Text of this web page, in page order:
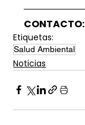
CONTACTO:
Etiquetas:
Salud Ambiental
Noticias